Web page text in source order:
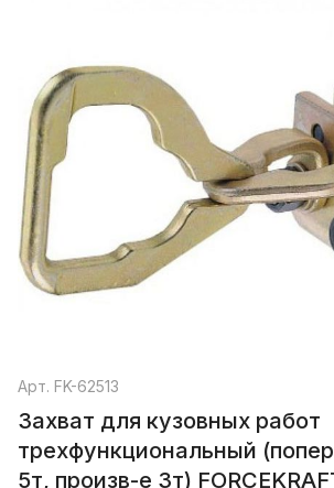
Арт. FK-62513
Захват для кузовных работ
трехфункциональный
5т, произв-е 3т)